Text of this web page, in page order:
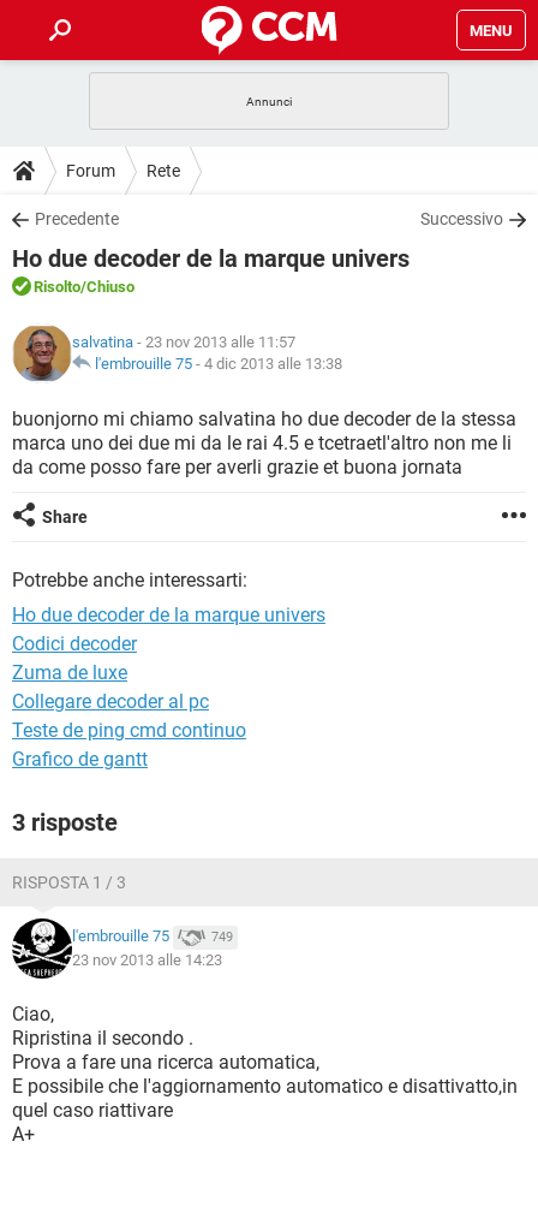
MENU
INTRATTENIMENTO
iOS
INSTAGRAM WHATSAPP
TIKTOK
HARDWARE
GUIDE
COVID-19
iOS
TIKTOK FACEBOOK
DOWNLOAD
COVID-19 GAMING
INTRATTENIMENTO
iOS WINDOWS 10
INSTAGRAM
TIKTOK FACEBOOK
HARDWARE
FORUM
INTRATTENIMENTO ANDROID
INSTAGRAM WHATSAPP
HARDWARE
GLOSSARIO
COVID-19
INTRATTENIMENTO ANDROID
iOS WINDOWS 10
INSTAGRAM
HARDWARE
Forum Rete
Precedente Successivo
Ho due decoder de la marque univers
Risolto/Chiuso
salvatina - 23 nov 2013 alle 11:57
l'embrouille 75 - 4 dic 2013 alle 13:38
buonjorno mi chiamo salvatina ho due decoder de la stessa
marca uno dei due mi da le rai 4.5 e tcetraetl'altro non me li
da come posso fare per averli grazie et buona jornata
Share
Potrebbe anche interessarti:
Ho due decoder de la marque univers
Codici decoder
Zuma de luxe
Collegare decoder al pc
Teste de ping cmd continuo
Grafico de gantt
3 risposte
RISPOSTA 1 / 3
l'embrouille 75 749
23 nov 2013 alle 14:23
Ciao,
Ripristina il secondo .
Prova a fare una ricerca automatica,
E possibile che l'aggiornamento automatico e disattivatto,in
quel caso riattivare
A+